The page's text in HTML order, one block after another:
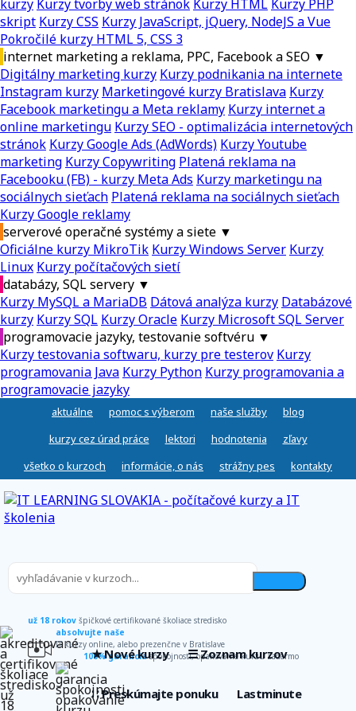
kurzy Kurzy tvorby web stránok Kurzy HTML Kurzy PHP
skript Kurzy CSS Kurzy JavaScript, jQuery, NodeJS a Vue
Pokročilé kurzy HTML 5, CSS 3
internet marketing a reklama, PPC, Facebook a SEO ▼
Digitálny marketing kurzy Kurzy podnikania na internete
Instagram kurzy Marketingové kurzy Bratislava Kurzy
Facebook marketingu a Meta reklamy Kurzy internet a
online marketingu Kurzy SEO - optimalizácia internetových
stránok Kurzy Google Ads (AdWords) Kurzy Youtube
marketing Kurzy Copywriting Platená reklama na
Facebooku (FB) - kurzy Meta Ads Kurzy marketingu na
sociálnych sieťach Platená reklama na sociálnych sieťach
Kurzy Google reklamy
serverové operačné systémy a siete ▼
Oficiálne kurzy MikroTik Kurzy Windows Server Kurzy
Linux Kurzy počítačových sietí
databázy, SQL servery ▼
Kurzy MySQL a MariaDB Dátová analýza kurzy Databázové
kurzy Kurzy SQL Kurzy Oracle Kurzy Microsoft SQL Server
programovacie jazyky, testovanie softvéru ▼
Kurzy testovania softwaru, kurzy pre testerov Kurzy
programovania Java Kurzy Python Kurzy programovania a
programovacie jazyky
aktuálne pomoc s výberom naše služby
blog
kurzy cez úrad práce
lektori hodnotenia
zľavy
všetko o kurzoch
informácie, o nás strážny pes kontakty
už 18 rokov špičkové certifikované školiace stredisko
absolvujte naše
IT kurzy online, alebo prezenčne v Bratislave
100% garanciaspokojnosti, opakovanie kurzu zadarmo
★ Nové kurzy ☰ Zoznam kurzov
∷ Preskúmajte ponuku Lastminute